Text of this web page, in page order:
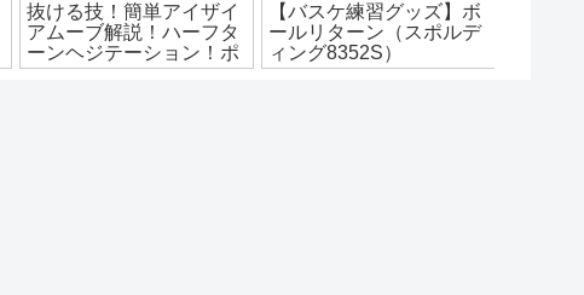
抜ける技！簡単アイザイ
アムーブ解説！ハーフタ
ーンヘジテーション！ポ
イントと練習法！バスケ
【バスケ練習グッズ】ボ
ールリターン（スポルデ
ィング8352S）
SPALDING Basketball